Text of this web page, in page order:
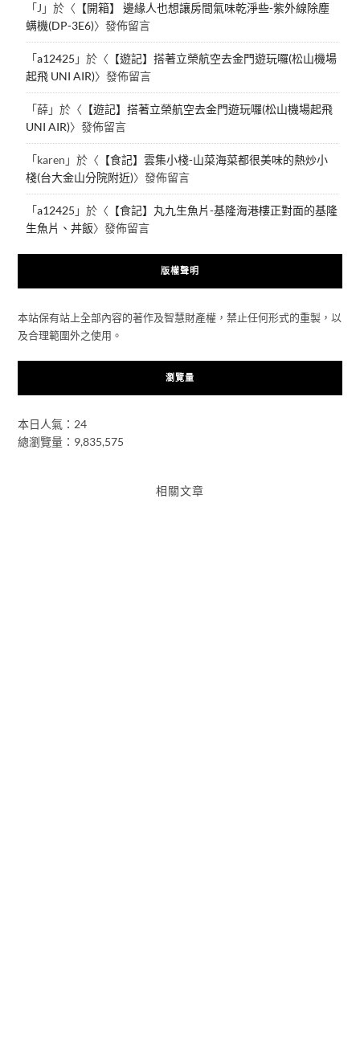
「J 」於〈 【開箱】 邊緣人也想讓房間氣味乾淨些-紫外線除塵
螨機(DP-3E6)〉發佈留言
「a12425 」於〈 【遊記】搭著立榮航空去金門遊玩囉(松山機場
起飛 UNI AIR)〉發佈留言
「薛」於〈 【遊記】搭著立榮航空去金門遊玩囉(松山機場起飛
UNI AIR)〉發佈留言
「karen 」於〈 【食記】雲集小棧-山菜海菜都很美味的熱炒小
棧(台大金山分院附近)〉發佈留言
「a12425 」於〈 【食記】丸九生魚片-基隆海港樓正對面的基隆
生魚片、丼飯〉發佈留言
版權聲明
本站保有站上全部內容的著作及智慧財產權，禁止任何形式的重製，以
及合理範圍外之使用。
瀏覽量
本日人氣：24
總瀏覽量：9,835,575
相關文章